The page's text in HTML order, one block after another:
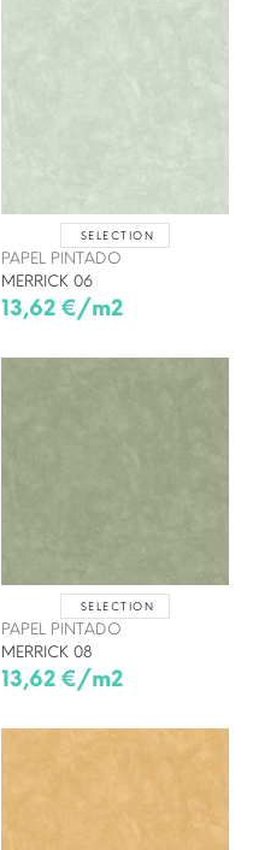
SELECTION
PAPEL PINTADO
MERRICK 06
13,62 €/m2
SELECTION
PAPEL PINTADO
MERRICK 08
13,62 €/m2